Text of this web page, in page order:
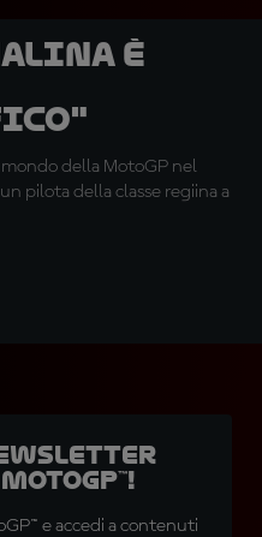
è
mondo della MotoGP nel
pilota della classe regiina a
e accedi a contenuti